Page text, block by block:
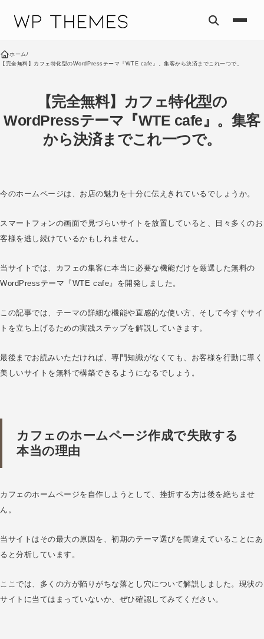
ホーム /
【完全無料】カフェ特化型のWordPressテーマ『WTE cafe』。集客から決済までこれ一つで。
【完全無料】カフェ特化型の
WordPressテーマ『WTE cafe』。集客
から決済までこれ一つで。
今のホームページは、お店の魅力を十分に伝えきれているでしょうか。
スマートフォンの画面で見づらいサイトを放置していると、日々多くのお
客様を逃し続けているかもしれません。
当サイトでは、カフェの集客に本当に必要な機能だけを厳選した無料の
WordPressテーマ『WTE cafe』を開発しました。
この記事では、テーマの詳細な機能や直感的な使い方、そして今すぐサイ
トを立ち上げるための実践ステップを解説していきます。
最後までお読みいただければ、専門知識がなくても、お客様を行動に導く
美しいサイトを無料で構築できるようになるでしょう。
カフェのホームページ作成で失敗する
本当の理由
カフェのホームページを自作しようとして、挫折する方は後を絶ちませ
ん。
当サイトはその最大の原因を、初期のテーマ選びを間違えていることにあ
ると分析しています。
ここでは、多くの方が陥りがちな落とし穴について解説しました。現状の
サイトに当てはまっていないか、ぜひ確認してみてください。